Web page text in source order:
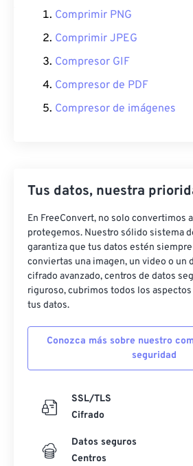
Comprimir PNG
Comprimir JPEG
Compresor GIF
Compresor de PDF
Compresor de imágenes
Tus datos, nuestra
En FreeConvert, no solo convertimos
protegemos. Nuestro sólido sistema
garantiza que tus datos estén
conviertas una imagen, un video o un
cifrado avanzado, centros de datos
riguroso, cubrimos todos los
tus datos.
Conozca más sobre nuestro
seguridad
SSL/TLS
Cifrado
Datos seguros
Centros